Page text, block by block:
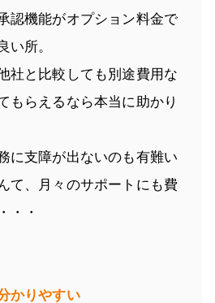
認機能がオプション料金で
い所。
社と比較しても別途費用な
もらえるなら本当に助かり
に支障が出ないのも有難い
て、月々のサポートにも費
・・
かりやすい